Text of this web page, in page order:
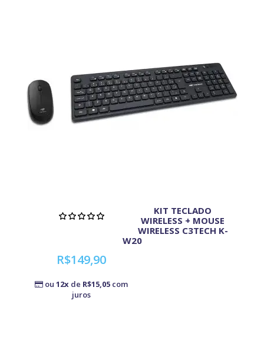
KIT TECLADO
WIRELESS + MOUSE
WIRELESS C3TECH K-
W20
R$149,90
ou 12x de R$15,05 com
juros